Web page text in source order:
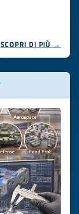
SCOPRI DI PIÙ →